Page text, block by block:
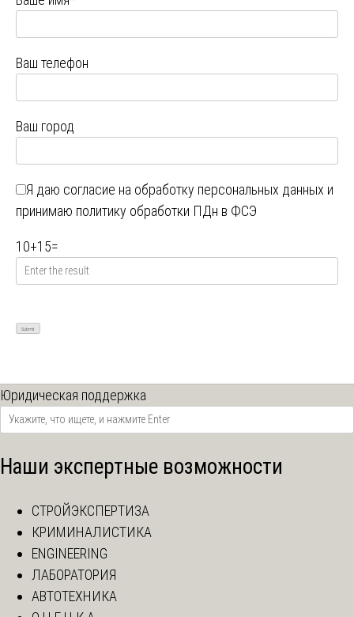
Ваш телефон
Ваш город
Я даю согласие на обработку персональных данных и
принимаю политику обработки ПДн в ФСЭ
10+15=
Юридическая поддержка
Наши экспертные возможности
СТРОЙЭКСПЕРТИЗА
КРИМИНАЛИСТИКА
ENGINEERING
ЛАБОРАТОРИЯ
АВТОТЕХНИКА